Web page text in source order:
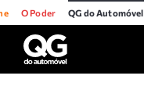
O Poder QG do Automóvel